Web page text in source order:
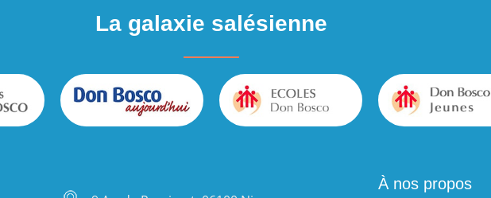
La galaxie salésienne
À nos propos